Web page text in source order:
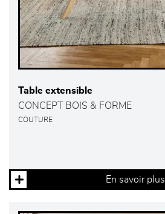
Table extensible
CONCEPT BOIS & FORME
COUTURE
En savoir plus